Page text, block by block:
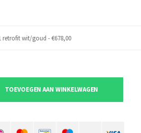
retrofit wit/goud - €678,00
TOEVOEGEN AAN WINKELWAGEN